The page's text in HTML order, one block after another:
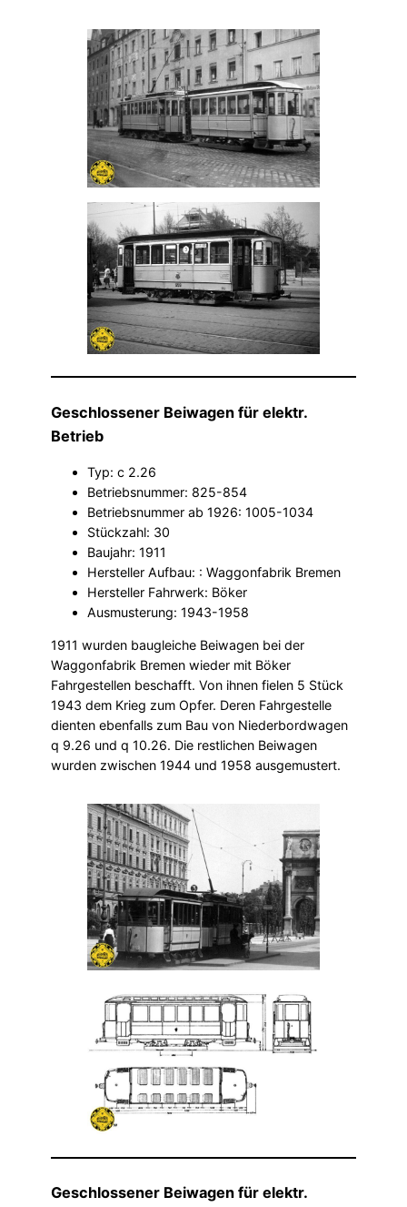
Geschlossener Beiwagen für elektr.
Betrieb
Typ: c 2.26
Betriebsnummer: 825-854
Betriebsnummer ab 1926: 1005-1034
Stückzahl: 30
Baujahr: 1911
Hersteller Aufbau: : Waggonfabrik Bremen
Hersteller Fahrwerk: Böker
Ausmusterung: 1943-1958
1911 wurden baugleiche Beiwagen bei der
Waggonfabrik Bremen wieder mit Böker
Fahrgestellen beschafft. Von ihnen fielen 5 Stück
1943 dem Krieg zum Opfer. Deren Fahrgestelle
dienten ebenfalls zum Bau von Niederbordwagen
q 9.26 und q 10.26. Die restlichen Beiwagen
wurden zwischen 1944 und 1958 ausgemustert.
Geschlossener Beiwagen für elektr.